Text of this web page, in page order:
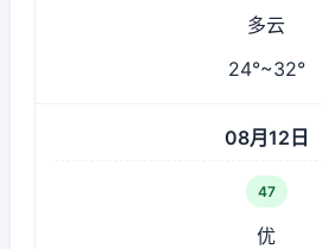
多云
24°~32°
08月12日
47
优